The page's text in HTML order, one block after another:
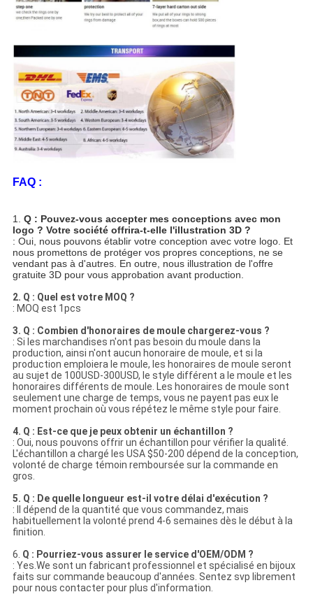
FAQ :
1. Q : Pouvez-vous accepter mes conceptions avec mon
logo ? Votre société offrira-t-elle l'illustration 3D ?
: Oui, nous pouvons établir votre conception avec votre logo. Et
nous promettons de protéger vos propres conceptions, ne se
vendant pas à d'autres. En outre, nous illustration de l'offre
gratuite 3D pour vous approbation avant production.
2. Q : Quel est votre MOQ ?
: MOQ est 1pcs
3. Q : Combien d'honoraires de moule chargerez-vous ?
: Si les marchandises n'ont pas besoin du moule dans la
production, ainsi n'ont aucun honoraire de moule, et si la
production emploiera le moule, les honoraires de moule seront
au sujet de 100USD-300USD, le style différent a le moule et les
honoraires différents de moule. Les honoraires de moule sont
seulement une charge de temps, vous ne payent pas eux le
moment prochain où vous répétez le même style pour faire.
4. Q : Est-ce que je peux obtenir un échantillon ?
: Oui, nous pouvons offrir un échantillon pour vérifier la qualité.
L'échantillon a chargé les USA $50-200 dépend de la conception,
volonté de charge témoin remboursée sur la commande en
gros.
5. Q : De quelle longueur est-il votre délai d'exécution ?
: Il dépend de la quantité que vous commandez, mais
habituellement la volonté prend 4-6 semaines dès le début à la
finition.
6. Q : Pourriez-vous assurer le service d'OEM/ODM ?
: Yes.We sont un fabricant professionnel et spécialisé en bijoux
faits sur commande beaucoup d'années. Sentez svp librement
pour nous contacter pour plus d'information.